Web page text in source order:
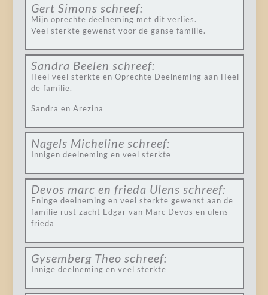
Gert Simons schreef:
Mijn oprechte deelneming met dit verlies.
Veel sterkte gewenst voor de ganse familie.
Sandra Beelen schreef:
Heel veel sterkte en Oprechte Deelneming aan Heel
de familie.
Sandra en Arezina
Nagels Micheline schreef:
Innigen deelneming en veel sterkte
Devos marc en frieda Ulens schreef:
Eninge deelneming en veel sterkte gewenst aan de
familie rust zacht Edgar van Marc Devos en ulens
frieda
Gysemberg Theo schreef:
Innige deelneming en veel sterkte